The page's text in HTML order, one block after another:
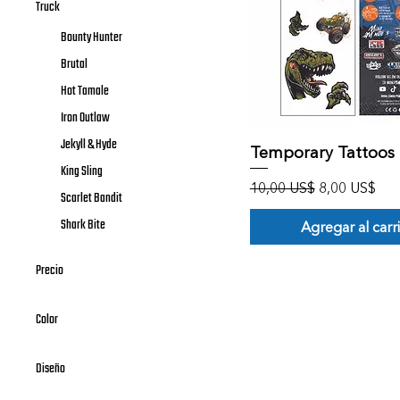
Truck
Bounty Hunter
Brutal
Hot Tamale
Iron Outlaw
Jekyll & Hyde
King Sling
Scarlet Bandit
Shark Bite
Precio
8 US$
Color
Diseño
Vista rápida
Temporary Tattoos
Precio
10,00 US$ Precio de
8,00 US$
Agregar al